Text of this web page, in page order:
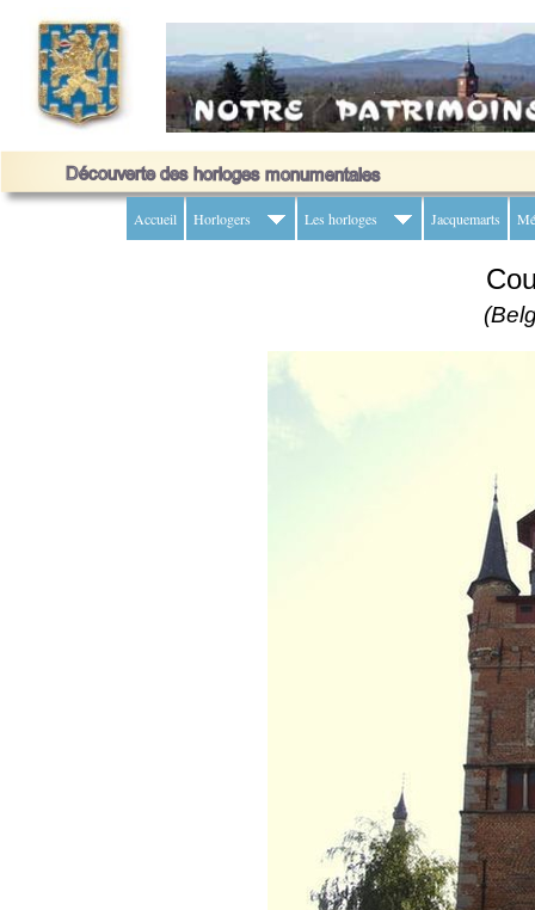
Accueil Horlogers Les horloges Jacquemarts